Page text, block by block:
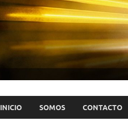
INICIO SOMOS CONTACTO